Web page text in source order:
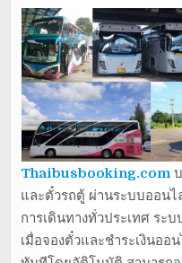
Thaibusbooking.com
และตั๋วรถตู้ ผ่านระบบออนไ
การเดินทางทั่วประเทศ ระ
เมื่อจองตั๋วและชำระเงินออ